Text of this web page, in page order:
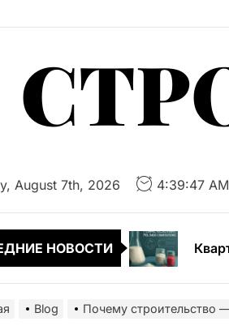
August 7th, 2026 4:39:48 AM
НОВОСТИ
Blog Почему строительство